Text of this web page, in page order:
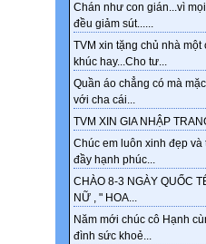
Chán như con gián...vì
đều giảm sút......
TVM xin tặng chủ nhà một
khúc hay...Cho tư...
Quần áo chẳng có mà
với cha cái...
TVM XIN GIA NHẬP
Chúc em luôn xinh đẹp và
đầy hạnh phúc...
CHÀO 8-3 NGÀY QUỐC
NỮ , " HOA...
Năm mới chúc cô Hạnh
đình sức khoẻ...